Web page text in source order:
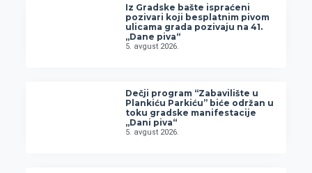
Iz Gradske bašte ispraćeni
pozivari koji besplatnim pivom
ulicama grada pozivaju na 41.
„Dane piva“
5. avgust 2026.
Dečji program “Zabavilište u
Plankiću Parkiću” biće održan u
toku gradske manifestacije
„Dani piva“
5. avgust 2026.